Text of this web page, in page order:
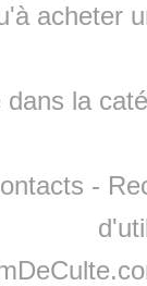
acheter
dans la
-